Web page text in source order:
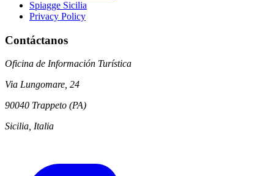
Spiagge Sicilia
Privacy Policy
Contáctanos
Oficina de Información Turística
Via Lungomare, 24
90040 Trappeto (PA)
Sicilia, Italia